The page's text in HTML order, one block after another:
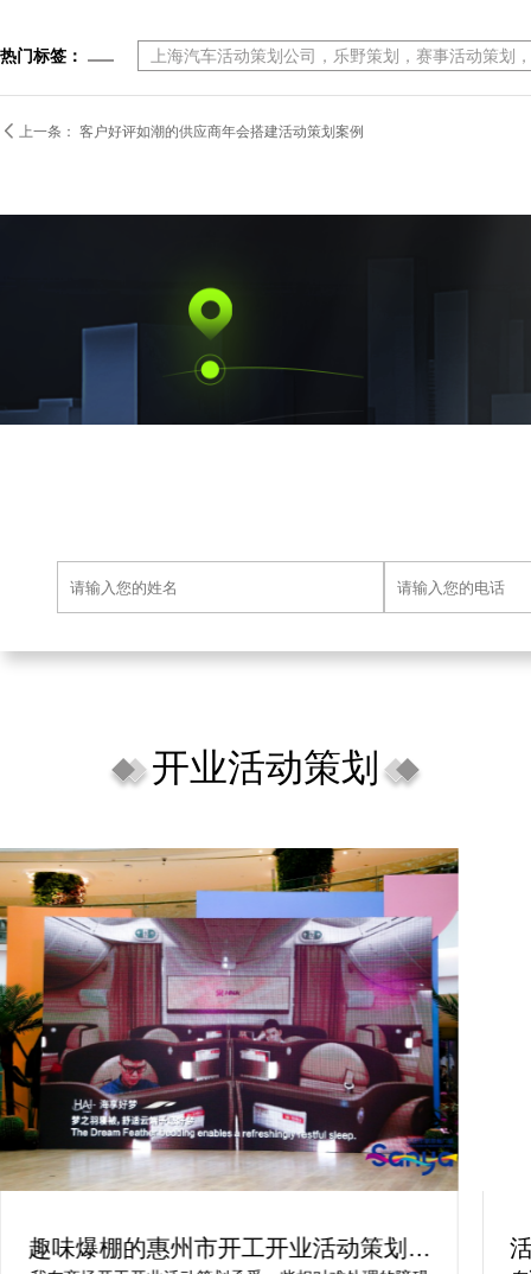
热门标签： 上海汽车活动策划公司，乐野策划，赛事活动策划
 上一条： 客户好评如潮的供应商年会搭建活动策划案例
开业活动策划
趣味爆棚的惠州市开工开业活动策划方